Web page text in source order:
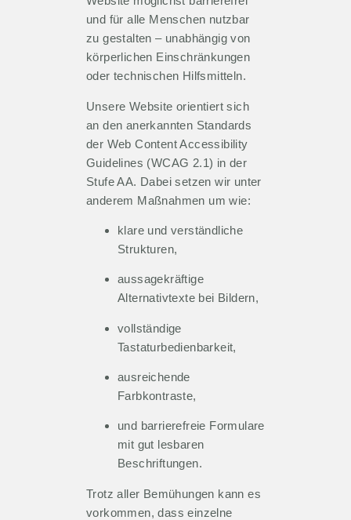
und für alle Menschen nutzbar
zu gestalten – unabhängig von
körperlichen Einschränkungen
oder technischen Hilfsmitteln.
Unsere Website orientiert sich
an den anerkannten Standards
der Web Content Accessibility
Guidelines (WCAG 2.1) in der
Stufe AA. Dabei setzen wir unter
anderem Maßnahmen um wie:
klare und verständliche
Strukturen,
aussagekräftige
Alternativtexte bei Bildern,
vollständige
Tastaturbedienbarkeit,
ausreichende
Farbkontraste,
und barrierefreie Formulare
mit gut lesbaren
Beschriftungen.
Trotz aller Bemühungen kann es
vorkommen, dass einzelne